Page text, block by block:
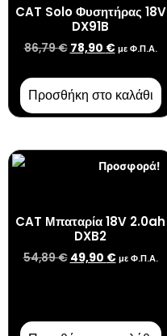
CAT Solo Φυσητήρας 18V
DX91B
86,79€ 78,90 € με Φ.Π.Α.
Προσθήκη στο καλάθι
Προσφορά!
CAT Μπαταρία 18V 2.0ah
DXB2
54,89€ 49,90 € με Φ.Π.Α.